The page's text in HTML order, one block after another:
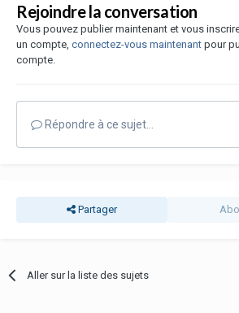
Rejoindre la conversation
Vous pouvez publier maintenant et vous
un compte, connectez-vous maintenant pour
compte.
Répondre à ce sujet…
Partager
Aller sur la liste des sujets